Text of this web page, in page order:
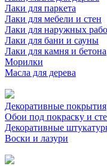
Лаки для паркета
Лаки для мебели и стен
Лаки для наружных
Лаки для бани и сауны
Лаки для камня и бетона
Морилки
Масла для дерева
Декоративные покрытия
Обои под покраску и
Декоративные
Воски и лазури